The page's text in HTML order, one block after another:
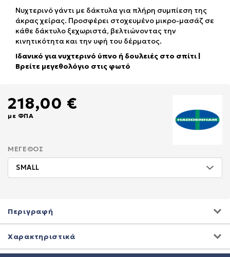
Νυχτερινό γάντι με δάκτυλα για πλήρη συμπίεση της
άκρας χείρας. Προσφέρει στοχευμένο μικρο-μασάζ σε
κάθε δάκτυλο ξεχωριστά, βελτιώνοντας την
κινητικότητα και την υφή του δέρματος.
Ιδανικό για νυχτερινό ύπνο ή δουλειές στο σπίτι |
Βρείτε μεγεθολόγιο στις φωτό
218,00 €
με ΦΠΑ
ΜΈΓΕΘΟΣ
Περιγραφή
Χαρακτηριστικά